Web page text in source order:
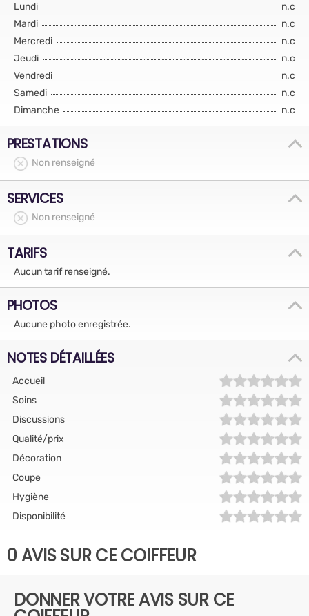
Lundi
n.c
Mardi
n.c
Mercredi
n.c
Jeudi
n.c
Vendredi
n.c
Samedi
n.c
Dimanche
n.c
PRESTATIONS
Non renseigné
SERVICES
Non renseigné
TARIFS
Aucun tarif renseigné.
PHOTOS
Aucune photo enregistrée.
NOTES DÉTAILLÉES
Accueil
Soins
Discussions
Qualité/prix
Décoration
Coupe
Hygiène
Disponibilité
0 AVIS SUR CE COIFFEUR
DONNER VOTRE AVIS SUR CE